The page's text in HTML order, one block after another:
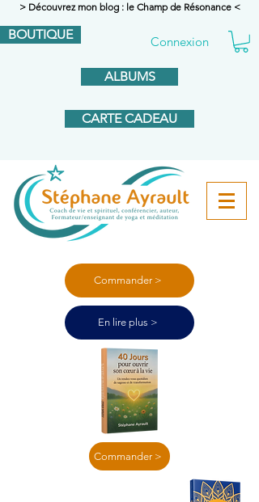
> Découvrez mon blog : le Champ de Résonance <
BOUTIQUE Connexion
ALBUMS
CARTE CADEAU
Commander >
En lire plus >
Commander >